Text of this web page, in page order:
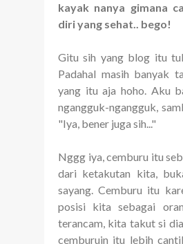
kayak nanya gimana
diri yang sehat.. bego!
Gitu sih yang blog itu
Padahal masih banyak
yang itu aja hoho. Aku
ngangguk-ngangguk,
"Iya, bener juga sih..."
Nggg iya, cemburu itu
dari ketakutan kita,
sayang. Cemburu itu
posisi kita sebagai
terancam, kita takut si
cemburuin itu lebih